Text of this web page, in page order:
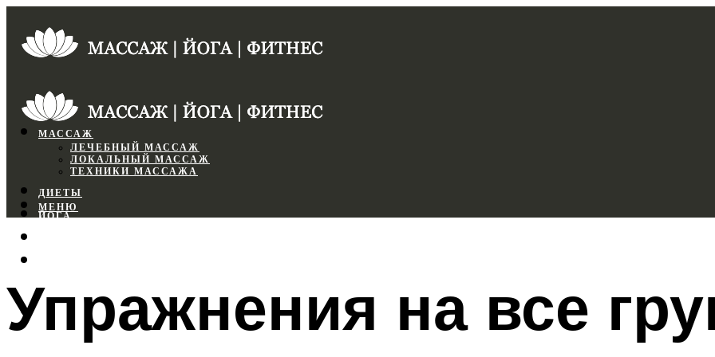
МАССАЖ
ЛЕЧЕБНЫЙ МАССАЖ
ЛОКАЛЬНЫЙ МАССАЖ
ТЕХНИКИ МАССАЖА
ДИЕТЫ
ЙОГА
МЕНЮ
Упражнения на все